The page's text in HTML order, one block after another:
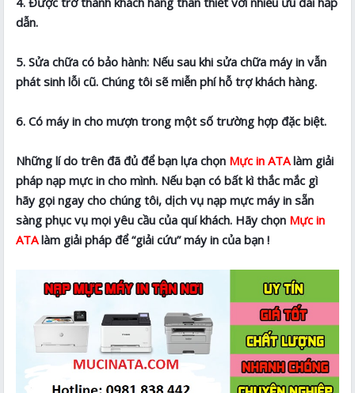
dẫn.
5. Sửa chữa có bảo hành: Nếu sau khi sửa chữa máy in vẫn
phát sinh lỗi cũ. Chúng tôi sẽ miễn phí hỗ trợ khách hàng.
6. Có máy in cho mượn trong một số trường hợp đặc biệt.
Những lí do trên đã đủ để bạn lựa chọn Mực in ATAlàm giải
pháp nạp mực in cho mình. Nếu bạn có bất kì thắc mắc gì
hãy gọi ngay cho chúng tôi, dịch vụ nạp mực máy in sẵn
sàng phục vụ mọi yêu cầu của quí khách. Hãy chọn Mực in
ATAlàm giải pháp để “giải cứu” máy in của bạn !